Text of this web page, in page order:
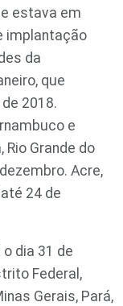
estava em
implantação
da
que
2018.
e
Rio Grande do
Acre,
24 de
dia 31 de
Federal,
Gerais, Pará,